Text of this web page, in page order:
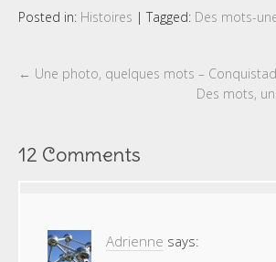
Posted in: Histoires | Tagged: Des mots-
← Une photo, quelques mots –
Des mots,
12 Comments
Adrienne says: